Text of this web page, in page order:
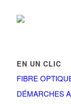
EN UN CLIC
FIBRE
DÉMARCHES